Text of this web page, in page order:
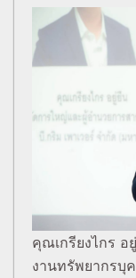
คุณเกรียงไกร อ
งานทรัพยากรบุ